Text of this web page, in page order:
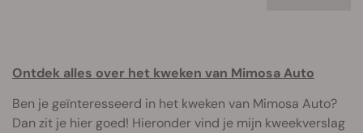
Ontdek alles over het kweken van Mimosa Auto
Ben je geïnteresseerd in het kweken van Mimosa Auto?
Dan zit je hier goed! Hieronder vind je mijn kweekverslag